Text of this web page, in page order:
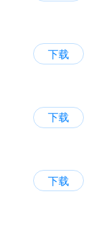
下载
下载
下载